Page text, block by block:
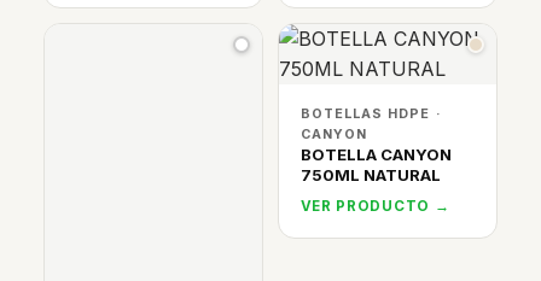
BOTELLAS HDPE ·
CANYON
BOTELLA CANYON
750ML NATURAL
VER PRODUCTO →